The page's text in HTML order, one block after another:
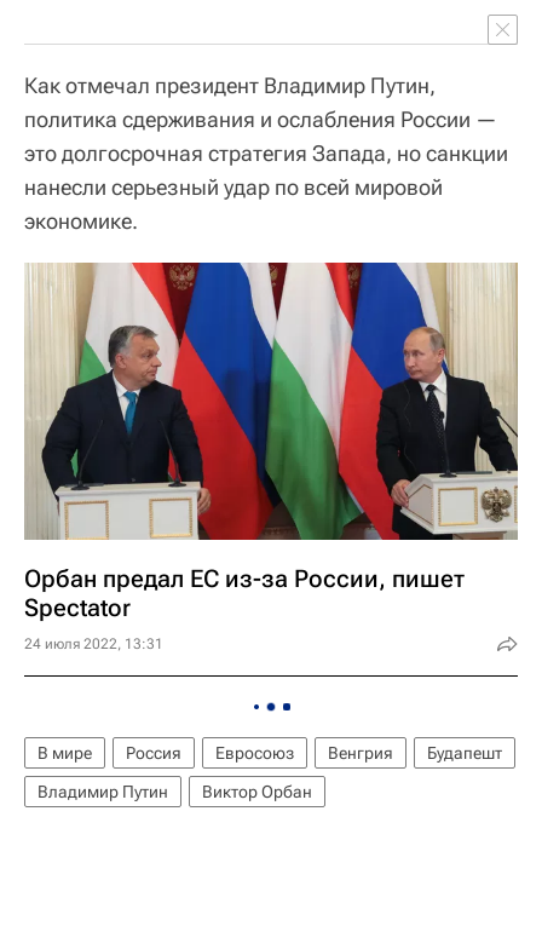
Как отмечал президент Владимир Путин,
политика сдерживания и ослабления России —
это долгосрочная стратегия Запада, но санкции
нанесли серьезный удар по всей мировой
экономике.
Орбан предал ЕС из-за России, пишет
Spectator
24 июля 2022, 13:31
В мире Россия Евросоюз Венгрия
Будапешт
Владимир Путин
Виктор Орбан